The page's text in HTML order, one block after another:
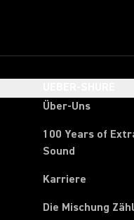
Über-Uns
100 Years of
Sound
Karriere
Die Mischung